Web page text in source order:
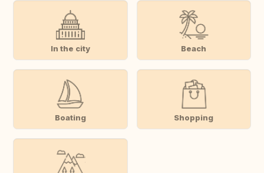
In the city Beach
Boating Shopping